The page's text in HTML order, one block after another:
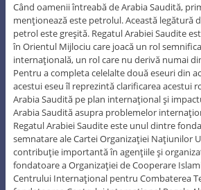
Când oamenii întreabă de Arabia Saudită,
menţionează este petrolul. Această legătură
petrol este greşită. Regatul Arabiei Saudite
în Orientul Mijlociu care joacă un rol
internaţională, un rol care nu derivă numai
Pentru a completa celelalte două eseuri din
acestui eseu îl reprezintă clarificarea acestui
Arabia Saudită pe plan internaţional şi
Arabia Saudită asupra problemelor
Regatul Arabiei Saudite este unul dintre
semnatare ale Cartei Organizaţiei Naţiunilor
contribuţie importantă în agenţiile şi
fondatoare a Organizaţiei de Cooperare
Centrului Internaţional pentru Combaterea